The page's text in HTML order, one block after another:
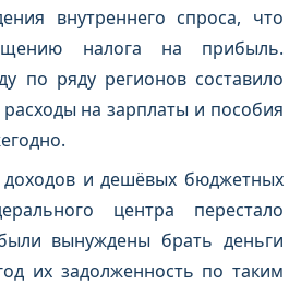
внутреннего спроса, что
налога на прибыль.
по ряду регионов составило
на зарплаты и пособия
доходов и дешёвых бюджетных
центра перестало
вынуждены брать деньги
их задолженность по таким